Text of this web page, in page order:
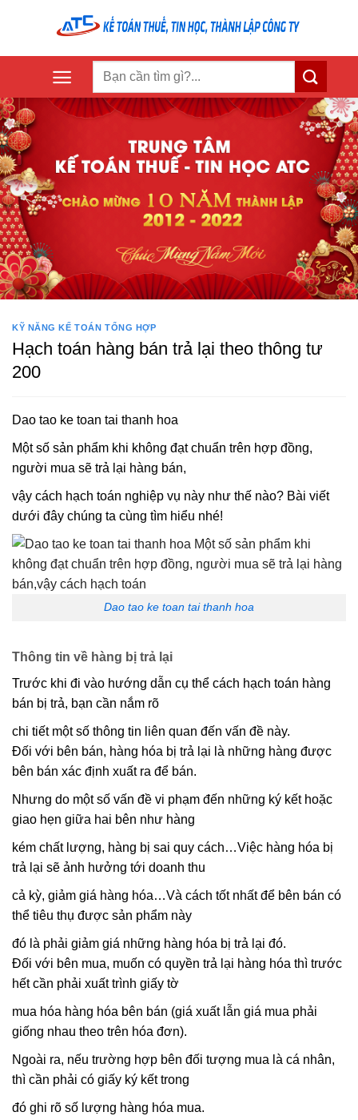
KỸ NĂNG KẾ TOÁN TỔNG HỢP
Hạch toán hàng bán trả lại theo thông tư
200
Dao tao ke toan tai thanh hoa
Một số sản phẩm khi không đạt chuẩn trên hợp đồng,
người mua sẽ trả lại hàng bán,
vậy cách hạch toán nghiệp vụ này như thế nào? Bài viết
dưới đây chúng ta cùng tìm hiểu nhé!
Dao tao ke toan tai thanh hoa
Thông tin về hàng bị trả lại
Trước khi đi vào hướng dẫn cụ thể cách hạch toán hàng
bán bị trả, bạn cần nắm rõ
chi tiết một số thông tin liên quan đến vấn đề này.
Đối với bên bán, hàng hóa bị trả lại là những hàng được
bên bán xác định xuất ra để bán.
Nhưng do một số vấn đề vi phạm đến những ký kết hoặc
giao hẹn giữa hai bên như hàng
kém chất lượng, hàng bị sai quy cách…Việc hàng hóa bị
trả lại sẽ ảnh hưởng tới doanh thu
cả kỳ, giảm giá hàng hóa…Và cách tốt nhất để bên bán có
thể tiêu thụ được sản phẩm này
đó là phải giảm giá những hàng hóa bị trả lại đó.
Đối với bên mua, muốn có quyền trả lại hàng hóa thì trước
hết cần phải xuất trình giấy tờ
mua hóa hàng hóa bên bán (giá xuất lẫn giá mua phải
giống nhau theo trên hóa đơn).
Ngoài ra, nếu trường hợp bên đối tượng mua là cá nhân,
thì cần phải có giấy ký kết trong
đó ghi rõ số lượng hàng hóa mua.